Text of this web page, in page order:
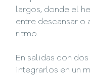
largos, donde el
entre descansar o
ritmo.
En salidas con
integrarlos en un